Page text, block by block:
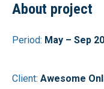
About project
Period: May – Sep
Client: Awesome